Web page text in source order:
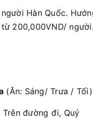
Hàn Quốc.
200,000VND/ người.
(Ăn: Sáng/ Trưa / Tối)
đường đi, Quý